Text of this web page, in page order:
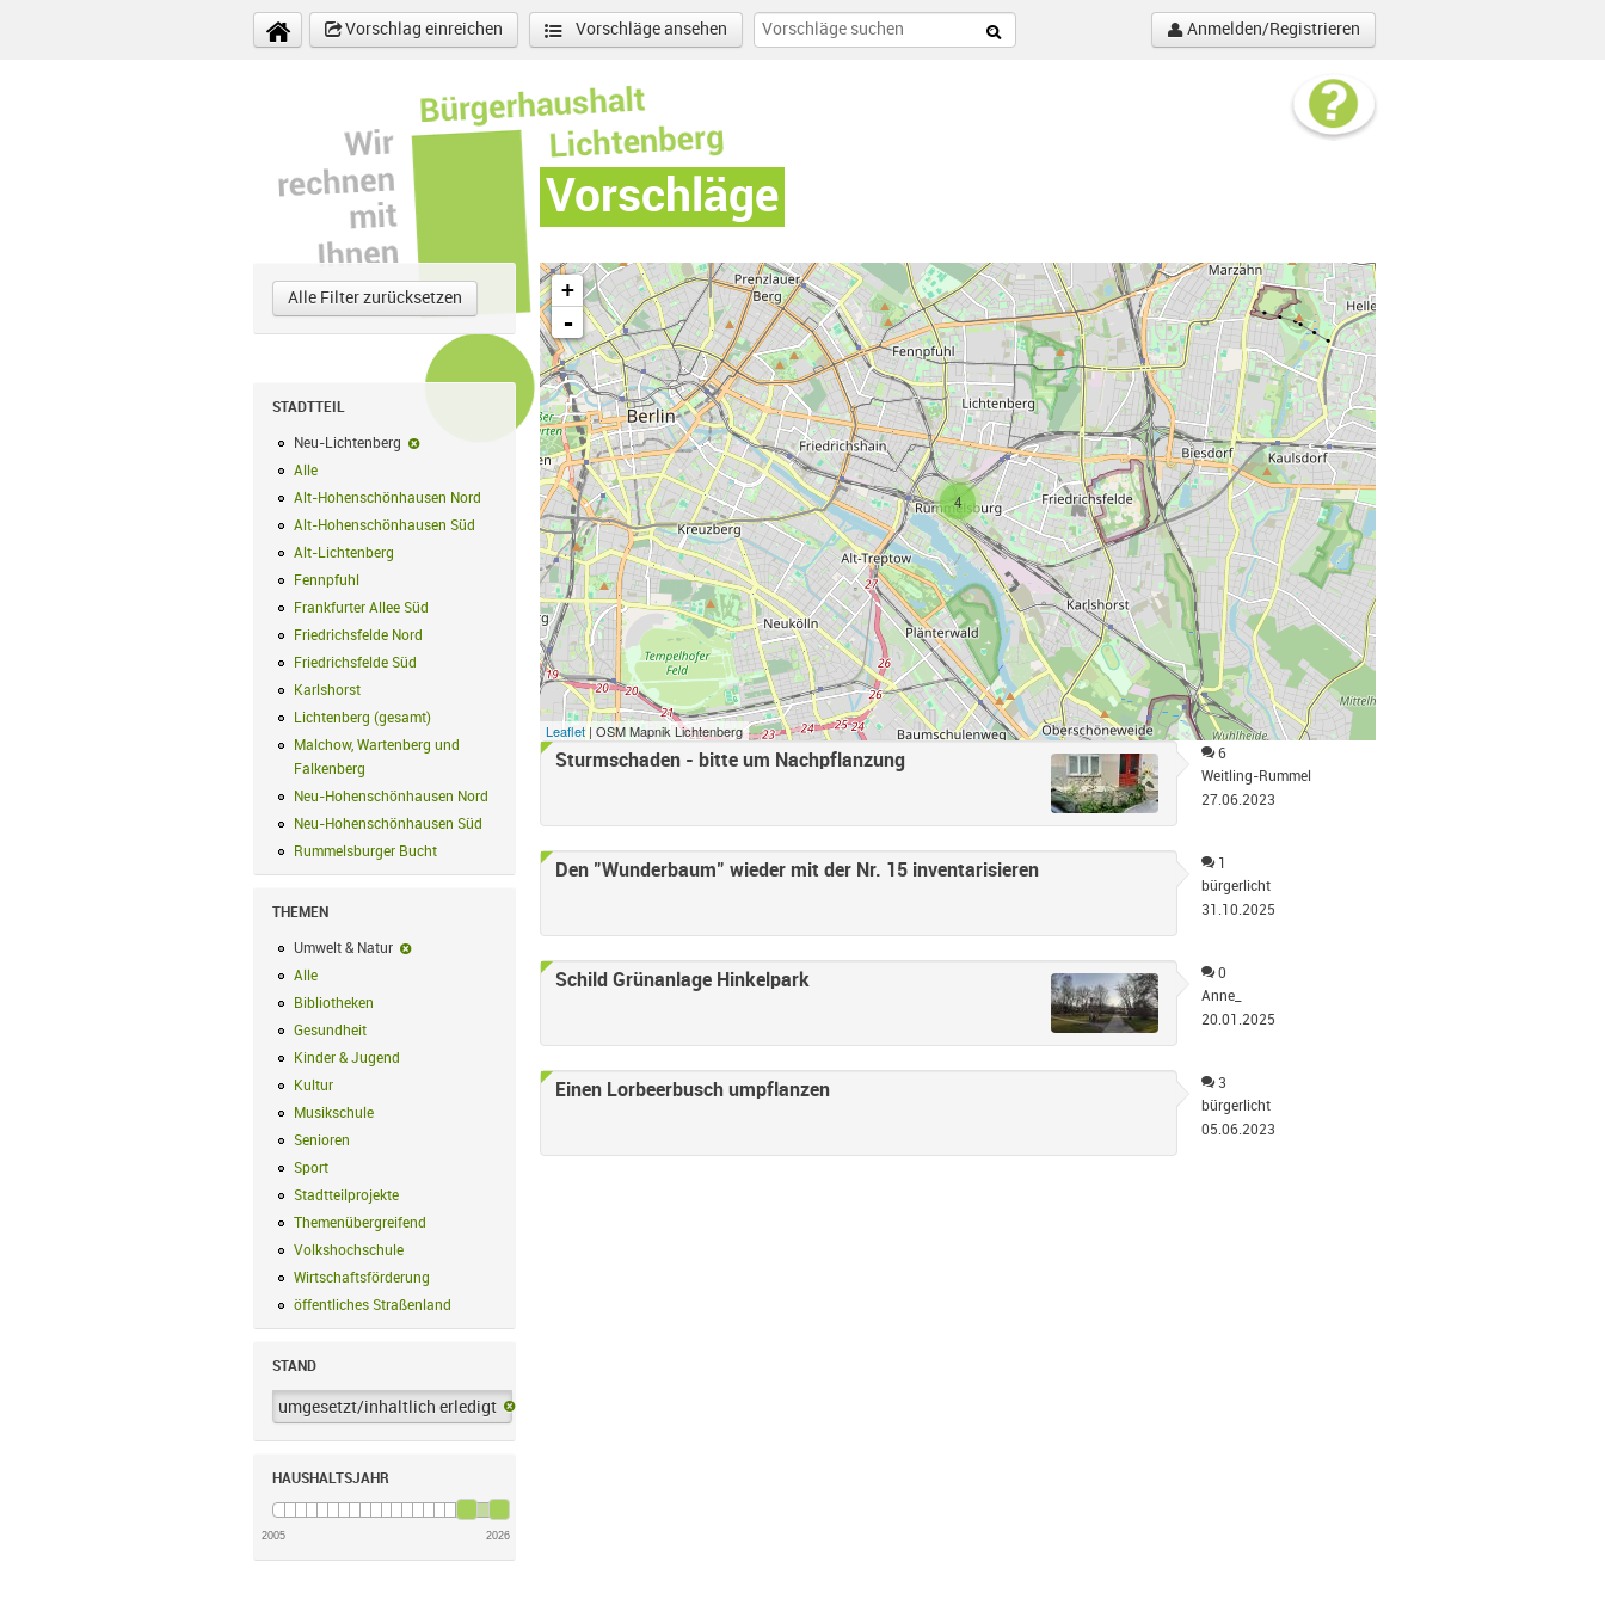
Vorschlag einreichen
Vorschläge ansehen Anmelden/Registrieren
Vorschläge
Alle Filter zurücksetzen
STADTTEIL
Neu-Lichtenberg
Neu-Lichtenberg-Filter entfernen
Alle
Alt-Hohenschönhausen Nord
Alt-Hohenschönhausen Nord Filter anwenden
Alt-Hohenschönhausen Süd
Alt-Hohenschönhausen Süd Filter anwenden
Alt-Lichtenberg Alt-Lichtenberg Filter anwenden
Fennpfuhl
Frankfurter Allee Süd
Frankfurter Allee Süd Filter anwenden
Friedrichsfelde Nord
Friedrichsfelde Nord Filter anwenden
Friedrichsfelde Süd
Friedrichsfelde Süd Filter anwenden
Karlshorst
Lichtenberg (gesamt) Lichtenberg (gesamt) Filter anwenden
Malchow, Wartenberg und
Falkenberg Malchow, Wartenberg und Falkenberg Filter anwenden
Neu-Hohenschönhausen Nord
Neu-Hohenschönhausen Süd
Neu-Hohenschönhausen Süd Filter anwenden
Rummelsburger Bucht Rummelsburger Bucht Filter anwenden
THEMEN
Umwelt & Natur
Alle
Bibliotheken
Gesundheit
Kinder & Jugend
Kultur
Musikschule
Senioren
Sport
Stadtteilprojekte
Themenübergreifend
Volkshochschule
Wirtschaftsförderung
öffentliches Straßenland
STAND
umgesetzt/inhaltlich erledigt
HAUSHALTSJAHR
2005 2026
4
+
-
Leaflet| OSM Mapnik Lichtenberg
Sturmschaden - bitte um Nachpflanzung
6
Weitling-Rummel
27.06.2023
Den "Wunderbaum" wieder mit der Nr. 15 inventarisieren
1
bürgerlicht
31.10.2025
Schild Grünanlage Hinkelpark
0
Anne_
20.01.2025
Einen Lorbeerbusch umpflanzen
3
bürgerlicht
05.06.2023